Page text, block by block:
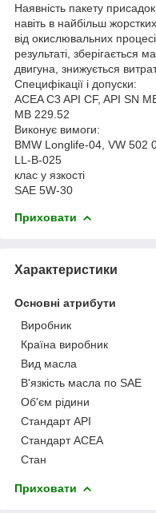
Наявність пакету
навіть в найбільш
від окислювальних
результаті, зберігається
двигуна, знижується
Специфікації і допуски:
ACEA C3 API CF, API SN
MB 229.52
Виконує вимоги:
BMW Longlife-04, VW 502
LL-B-025
клас у язкості
SAE 5W-30
Приховати
Характеристики
Основні атрибути
Виробник
Країна виробник
Вид масла
В'язкість масла по SAE
Об'єм рідини
Стандарт API
Стандарт ACEA
Стан
Приховати